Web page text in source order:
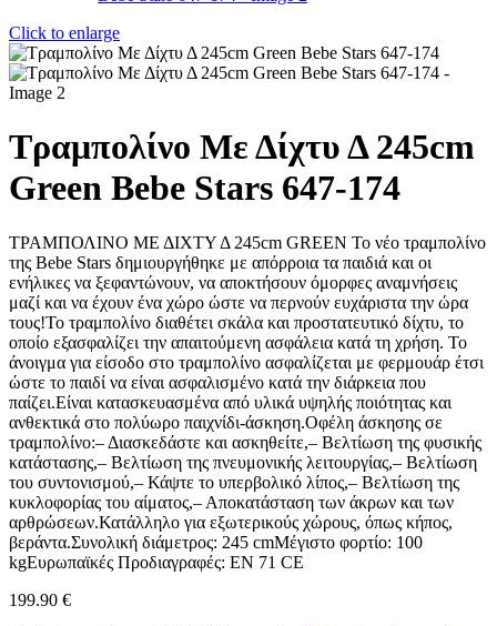
Click to enlarge
Τραμπολίνο Με Δίχτυ Δ 245cm
Green Bebe Stars 647-174
ΤΡΑΜΠΟΛΙΝΟ ΜΕ ΔΙΧΤΥ Δ 245cm GREEN Το νέο τραμπολίνο
της Bebe Stars δημιουργήθηκε με απόρροια τα παιδιά και οι
ενήλικες να ξεφαντώνουν, να αποκτήσουν όμορφες αναμνήσεις
μαζί και να έχουν ένα χώρο ώστε να περνούν ευχάριστα την ώρα
τους!Το τραμπολίνο διαθέτει σκάλα και προστατευτικό δίχτυ, το
οποίο εξασφαλίζει την απαιτούμενη ασφάλεια κατά τη χρήση. Το
άνοιγμα για είσοδο στο τραμπολίνο ασφαλίζεται με φερμουάρ έτσι
ώστε το παιδί να είναι ασφαλισμένο κατά την διάρκεια που
παίζει.Είναι κατασκευασμένα από υλικά υψηλής ποιότητας και
ανθεκτικά στο πολύωρο παιχνίδι-άσκηση.Οφέλη άσκησης σε
τραμπολίνο:– Διασκεδάστε και ασκηθείτε,– Βελτίωση της φυσικής
κατάστασης,– Βελτίωση της πνευμονικής λειτουργίας,– Βελτίωση
του συντονισμού,– Κάψτε το υπερβολικό λίπος,– Βελτίωση της
κυκλοφορίας του αίματος,– Αποκατάσταση των άκρων και των
αρθρώσεων.Κατάλληλο για εξωτερικούς χώρους, όπως κήπος,
βεράντα.Συνολική διάμετρος: 245 cmΜέγιστο φορτίο: 100
kgΕυρωπαϊκές Προδιαγραφές: EN 71 CE
199.90 €